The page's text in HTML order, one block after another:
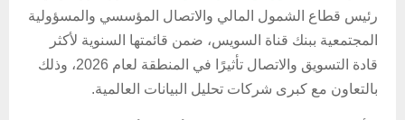
رئيس قطاع الشمول المالي والاتصال المؤسسي والمسؤولية
المجتمعية ببنك قناة السويس، ضمن قائمتها السنوية لأكثر
قادة التسويق والاتصال تأثيرًا في المنطقة لعام 2026، وذلك
بالتعاون مع كبرى شركات تحليل البيانات العالمية.